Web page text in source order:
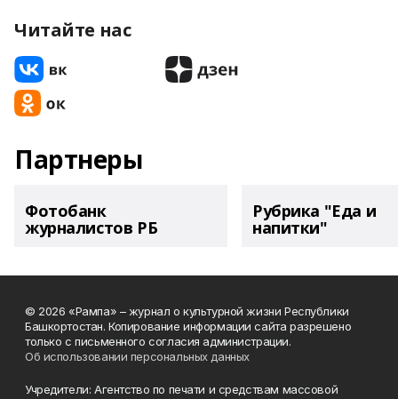
Читайте нас
Партнеры
Фотобанк
журналистов РБ
Рубрика "Еда и
напитки"
© 2026 «Рампа» – журнал о культурной жизни Республики
Башкортостан. Копирование информации сайта разрешено
только с письменного согласия администрации.
Об использовании персональных данных
Учредители: Агентство по печати и средствам массовой